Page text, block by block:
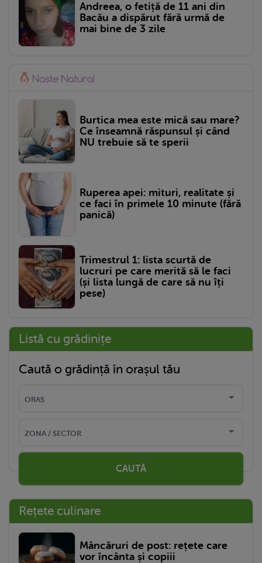
Andreea, o fetiță de 11 ani din
Bacău a dispărut fără urmă de
mai bine de 3 zile
Burtica mea este mică sau mare?
Ce înseamnă răspunsul și când
NU trebuie să te sperii
Ruperea apei: mituri, realitate și
ce faci în primele 10 minute (fără
panică)
Trimestrul 1: lista scurtă de
lucruri pe care merită să le faci
(și lista lungă de care să nu îți
pese)
Listă cu grădinițe
Caută o grădință în orașul tău
CAUTĂ
Rețete culinare
Mâncăruri de post: rețete care
vor încânta și copiii